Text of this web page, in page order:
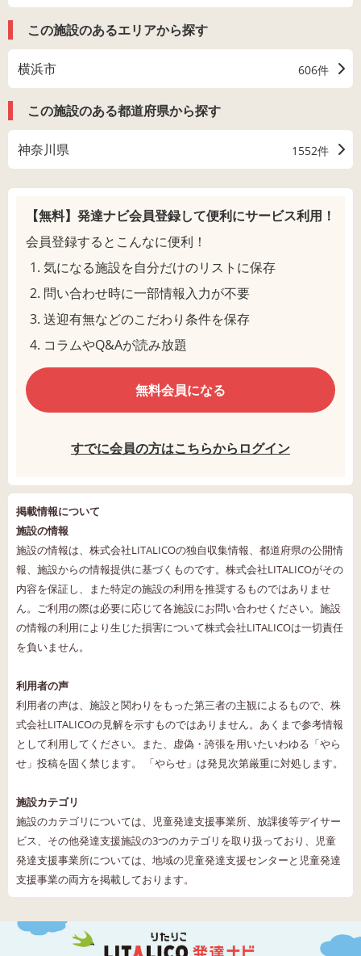
この施設のあるエリアから探す
横浜市 606件
この施設のある都道府県から探す
神奈川県 1552件
【無料】発達ナビ会員登録して便利にサービス利用！
会員登録するとこんなに便利！
気になる施設を自分だけのリストに保存
問い合わせ時に一部情報入力が不要
送迎有無などのこだわり条件を保存
コラムやQ&Aが読み放題
無料会員になる
すでに会員の方はこちらからログイン
掲載情報について
施設の情報
施設の情報は、株式会社LITALICOの独自収集情報、都道府県の公開情
報、施設からの情報提供に基づくものです。株式会社LITALICOがその
内容を保証し、また特定の施設の利用を推奨するものではありませ
ん。ご利用の際は必要に応じて各施設にお問い合わせください。施設
の情報の利用により生じた損害について株式会社LITALICOは一切責任
を負いません。
利用者の声
利用者の声は、施設と関わりをもった第三者の主観によるもので、株
式会社LITALICOの見解を示すものではありません。あくまで参考情報
として利用してください。また、虚偽・誇張を用いたいわゆる「やら
せ」投稿を固く禁じます。 「やらせ」は発見次第厳重に対処します。
施設カテゴリ
施設のカテゴリについては、児童発達支援事業所、放課後等デイサー
ビス、その他発達支援施設の3つのカテゴリを取り扱っており、児童
発達支援事業所については、地域の児童発達支援センターと児童発達
支援事業の両方を掲載しております。